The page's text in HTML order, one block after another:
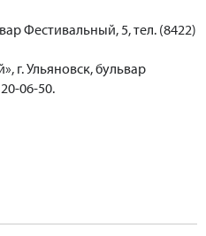
Фестивальный, 5, тел. (8422)
г. Ульяновск, бульвар
06-50.